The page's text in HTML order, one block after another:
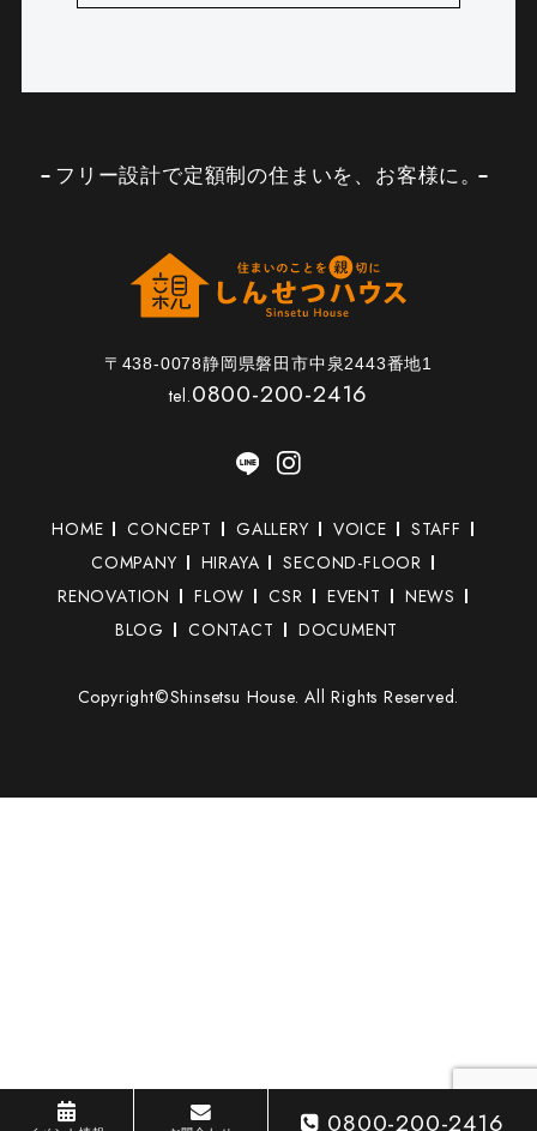
フリー設計で定額制の住まいを、お客様に。
〒438-0078静岡県磐田市中泉2443番地1
tel.0800-200-2416
HOME CONCEPT GALLERY VOICE
STAFF
COMPANY
HIRAYA
SECOND-FLOOR
RENOVATION
FLOW CSR EVENT
NEWS
BLOG
CONTACT DOCUMENT
Copyright©Shinsetsu House. All Rights Reserved.
0800-200-2416